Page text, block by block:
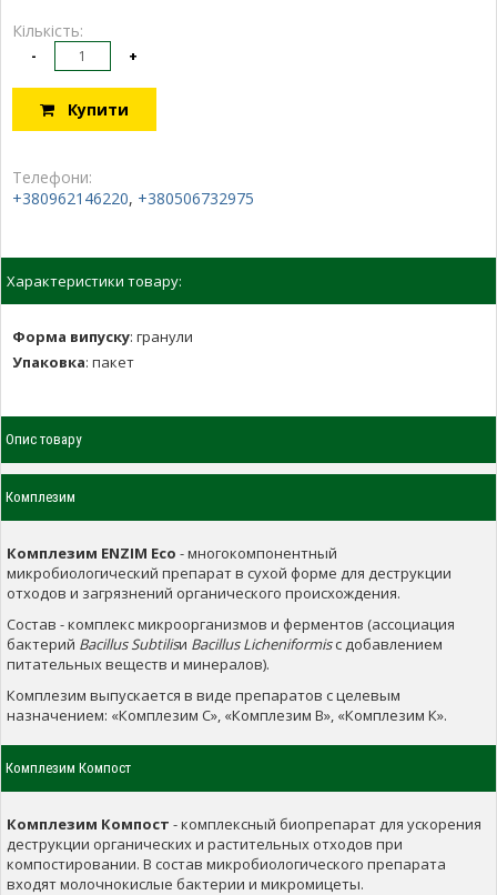
Кількість:
- +
Купити
Телефони:
+380962146220, +380506732975
Характеристики товару:
Форма випуску: гранули
Упаковка: пакет
Опис товару
Комплезим
Комплезим ENZIM Eco - многокомпонентный
микробиологический препарат в сухой форме для деструкции
отходов и загрязнений органического происхождения.
Состав - комплекс микроорганизмов и ферментов (ассоциация
бактерий Bacillus Subtilisи Bacillus Licheniformisс добавлением
питательных веществ и минералов).
Комплезим выпускается в виде препаратов с целевым
назначением: «Комплезим С», «Комплезим В», «Комплезим К».
Комплезим Компост
Комплезим Компост - комплексный биопрепарат для ускорения
деструкции органических и растительных отходов при
компостировании. В состав микробиологического препарата
входят молочнокислые бактерии и микромицеты.